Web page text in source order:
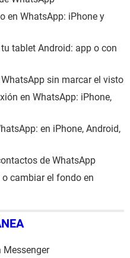
en WhatsApp: iPhone y
tablet Android: app o con
sin marcar el visto
en WhatsApp: iPhone,
en iPhone, Android,
de WhatsApp
cambiar el fondo en
Messenger